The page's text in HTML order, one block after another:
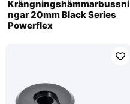
Krängningshämmarbussni
ngar 20mm Black Series
Powerflex